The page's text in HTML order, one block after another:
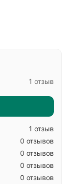
1 отзыв
1 отзыв
0 отзывов
0 отзывов
0 отзывов
0 отзывов